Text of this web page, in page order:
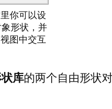
你可以设
形状，并
图中交互
库的两个自由形状